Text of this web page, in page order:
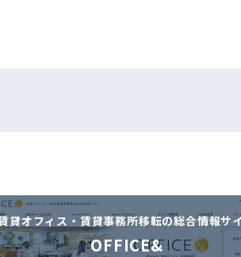
貸オフィス・賃貸事務所移転の総合情報サ
OFFICE&